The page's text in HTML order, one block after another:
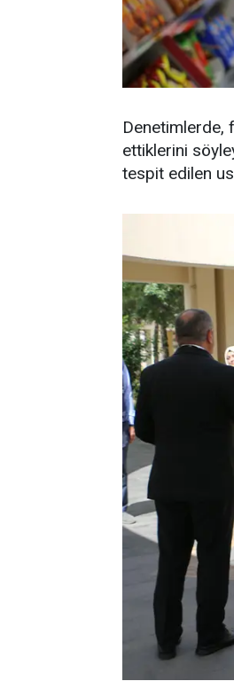
Denetimlerde,
ettiklerini
tespit edilen